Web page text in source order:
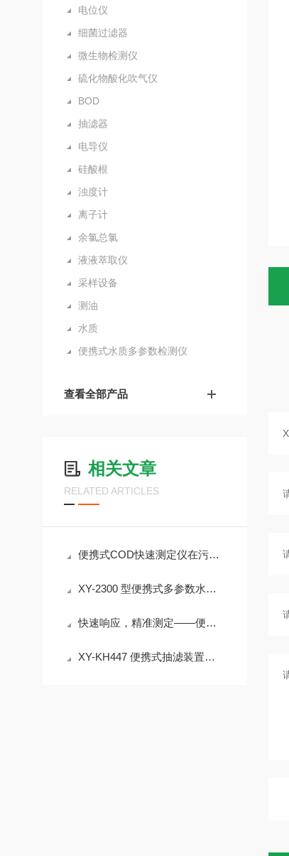
电位仪
细菌过滤器
微生物检测仪
硫化物酸化吹气仪
BOD
抽滤器
电导仪
硅酸根
浊度计
离子计
余氯总氯
液液萃取仪
采样设备
测油
水质
便携式水质多参数检测仪
查看全部产品
相关文章
RELATED ARTICLES
便携式COD快速测定仪在污水处理厂工艺控制、排污口监测中的应用
XY-2300 型便携式多参数水质快速测定仪 30% 试剂节省 检测成本降
快速响应，精准测定——便携式COD快速测定仪
XY-KH447 便携式抽滤装置｜＜55dB 低噪声 水质过滤实验室外场设备介绍